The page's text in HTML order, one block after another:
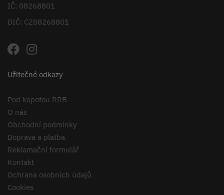
IČ: 08268801
DIČ: CZ08268801
Užitečné odkazy
Pod kapotou RRB
O nás
Obchodní podmínky
Doprava a platba
Reklamační formulář
Kontakt
Ochrana osobních údajů
Cookies